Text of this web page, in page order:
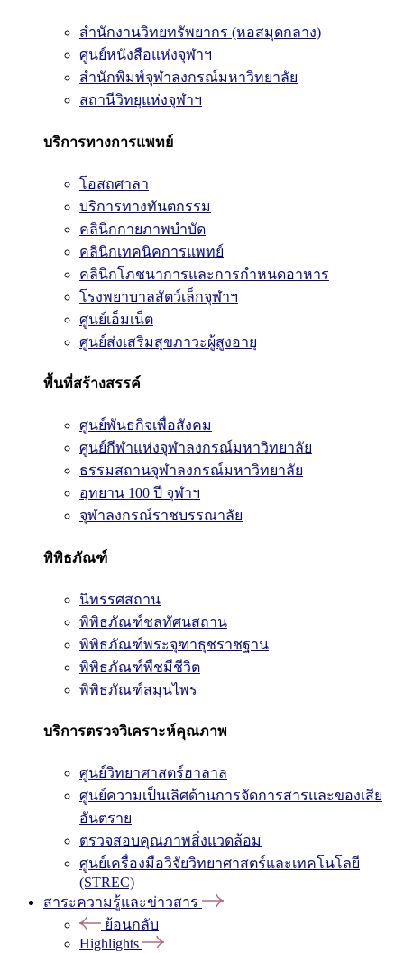
สำนักงานวิทยทรัพยากร (หอสมุดกลาง)
ศูนย์หนังสือแห่งจุฬาฯ
สำนักพิมพ์จุฬาลงกรณ์มหาวิทยาลัย
สถานีวิทยุแห่งจุฬาฯ
บริการทางการแพทย์
โอสถศาลา
บริการทางทันตกรรม
คลินิกกายภาพบำบัด
คลินิกเทคนิคการแพทย์
คลินิกโภชนาการและการกำหนดอาหาร
โรงพยาบาลสัตว์เล็กจุฬาฯ
ศูนย์เอ็มเน็ต
ศูนย์ส่งเสริมสุขภาวะผู้สูงอายุ
พื้นที่สร้างสรรค์
ศูนย์พันธกิจเพื่อสังคม
ศูนย์กีฬาแห่งจุฬาลงกรณ์มหาวิทยาลัย
ธรรมสถานจุฬาลงกรณ์มหาวิทยาลัย
อุทยาน 100 ปี จุฬาฯ
จุฬาลงกรณ์ราชบรรณาลัย
พิพิธภัณฑ์
นิทรรศสถาน
พิพิธภัณฑ์ชลทัศนสถาน
พิพิธภัณฑ์พระจุฑาธุชราชฐาน
พิพิธภัณฑ์พืชมีชีวิต
พิพิธภัณฑ์สมุนไพร
บริการตรวจวิเคราะห์คุณภาพ
ศูนย์วิทยาศาสตร์ฮาลาล
ศูนย์ความเป็นเลิศด้านการจัดการสารและของเสีย
อันตราย
ตรวจสอบคุณภาพสิ่งแวดล้อม
ศูนย์เครื่องมือวิจัยวิทยาศาสตร์และเทคโนโลยี
(STREC)
สาระความรู้และข่าวสาร
ย้อนกลับ
Highlights